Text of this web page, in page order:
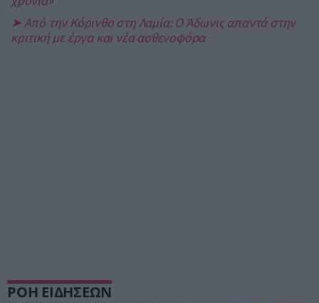
➤ Από την Κόρινθο στη Λαμία: Ο Άδωνις απαντά στην
κριτική με έργα και νέα ασθενοφόρα
ΡΟΗ ΕΙΔΗΣΕΩΝ